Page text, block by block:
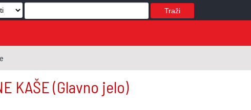
Traži
KAŠE(Glavno jelo)